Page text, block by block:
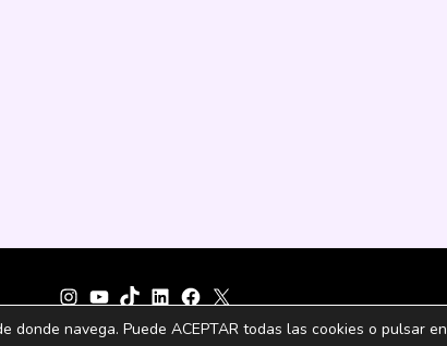
Instagram
YouTube
TikTok
LinkedIn
Facebook
X
navega. Puede ACEPTAR todas las cookies o pulsar en